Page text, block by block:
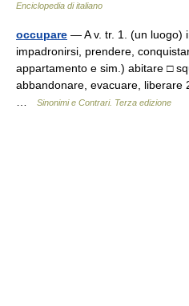
Enciclopedia di italiano
occupare — A v. tr. 1. (un luogo)
impadronirsi, prendere,
appartamento e sim.) abitare □
abbandonare, evacuare, liberare
Sinonimi e Contrari. Terza edizione